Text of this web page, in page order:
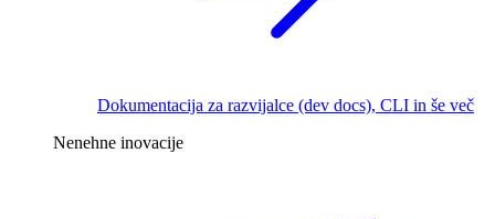
Dokumentacija za razvijalce (dev docs), CLI in še več
Nenehne inovacije